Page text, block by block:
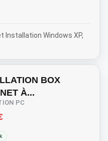
Installation Windows XP,
BOX
À...
PC